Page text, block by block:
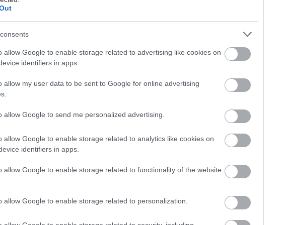
allow Google to enable storage related to advertising like cookies on
identifiers in apps.
allow my user data to be sent to Google for online advertising
allow Google to send me personalized advertising.
allow Google to enable storage related to analytics like cookies on
identifiers in apps.
allow Google to enable storage related to functionality of the website
allow Google to enable storage related to personalization.
πιο προσιτές εκδόσεις Style για την A-Class hatchback και
με σύνολα βενζίνης και plug-in hybrid προσφέρονται στην
αγορά.
αναλογίες, η αισθητικά υψηλή σχεδίαση με προσοχή στη
γενιά MBUX και οι εκδόσεις κινητήρων και εξοπλισμού,
την αρχή του λανσαρίσματός της στην ελληνική αγορά, η Α-Class
σε τρεις εκδόσεις βενζίνης (Α200, Α220 4MATIC & Α250 4MATIC),
(Α220d) και μία plug-in hybrid έκδοση (Α250e).
βασικός τους εξοπλισμός.